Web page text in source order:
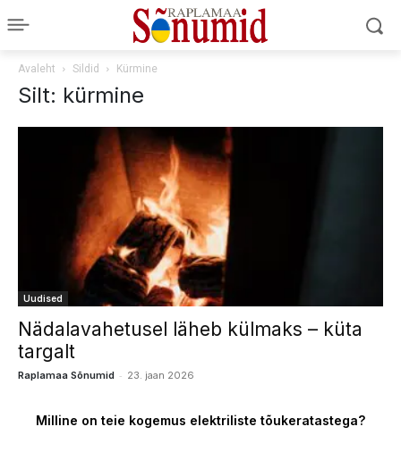
Avaleht Sildid Kürmine
Silt: kürmine
Uudised
Nädalavahetusel läheb külmaks – küta
targalt
Raplamaa Sõnumid - 23. jaan 2026
Milline on teie kogemus elektriliste tõukeratastega?